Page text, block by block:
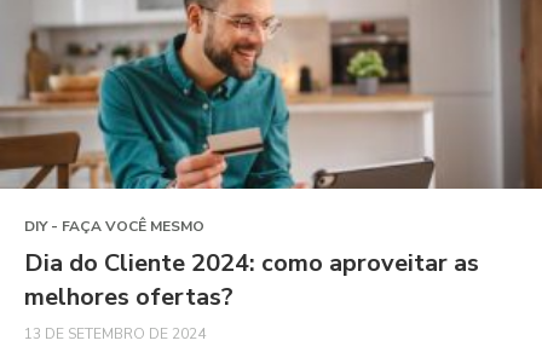
DIY - FAÇA VOCÊ MESMO
Dia do Cliente 2024: como aproveitar as
melhores ofertas?
13 DE SETEMBRO DE 2024